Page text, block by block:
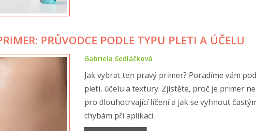
PRŮVODCE PODLE TYPU PLETI A ÚČELU
Gabriela Sedláčková
Jak vybrat ten pravý primer? Poradíme vám
pleti, účelu a textury. Zjistěte, proč je primer
pro dlouhotrvající líčení a jak se vyhnout
chybám při aplikaci.